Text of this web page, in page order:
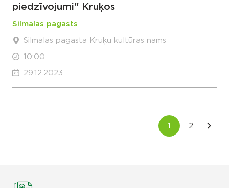
piedzīvojumi" Kruķos
Silmalas pagasts
Silmalas pagasta Kruķu kultūras nams
10:00
29.12.2023